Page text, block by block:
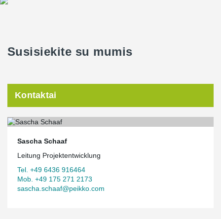
Susisiekite su mumis
Kontaktai
Sascha Schaaf
Leitung Projektentwicklung
Tel. +49 6436 916464
Mob. +49 175 271 2173
sascha.schaaf@peikko.com